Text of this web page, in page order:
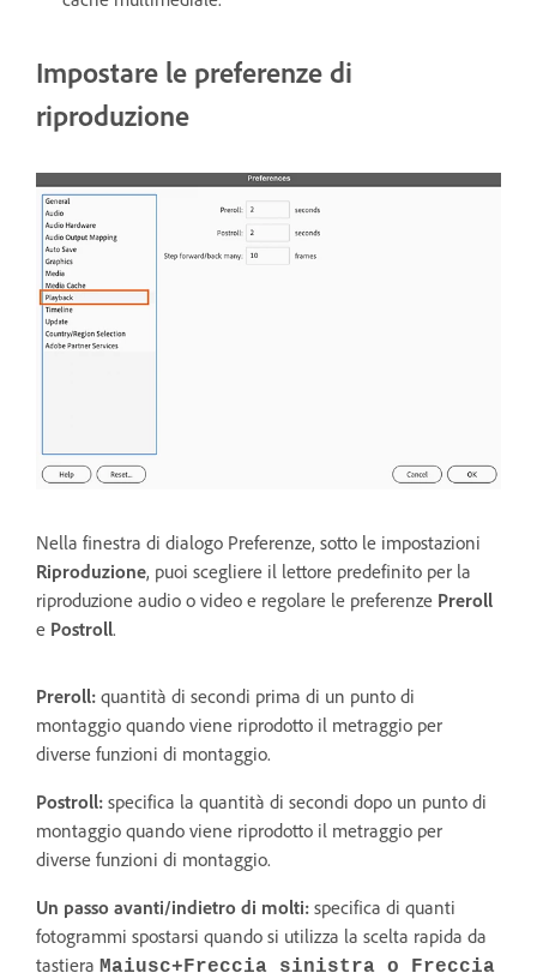
Impostare le preferenze di
riproduzione
Nella finestra di dialogo Preferenze, sotto le impostazioni
Riproduzione, puoi scegliere il lettore predefinito per la
riproduzione audio o video e regolare le preferenze Preroll
e Postroll.
Preroll: quantità di secondi prima di un punto di
montaggio quando viene riprodotto il metraggio per
diverse funzioni di montaggio.
Postroll: specifica la quantità di secondi dopo un punto di
montaggio quando viene riprodotto il metraggio per
diverse funzioni di montaggio.
Un passo avanti/indietro di molti: specifica di quanti
fotogrammi spostarsi quando si utilizza la scelta rapida da
tastiera Maiusc+Freccia sinistra o Freccia